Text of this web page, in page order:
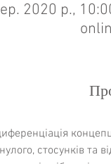
2020 р.,
стосунків та